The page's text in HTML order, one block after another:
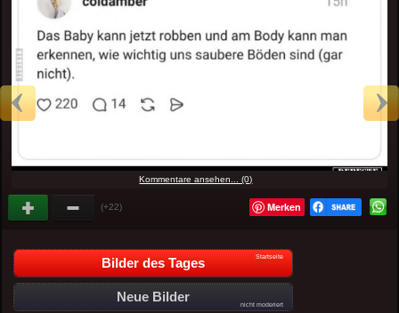
Kommentare ansehen... (0)
(+22) Merken
Bilder des Tages Startseite
Neue Bilder
nicht moderiert